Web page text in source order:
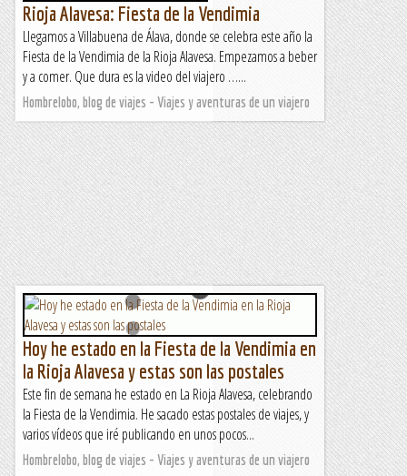
Rioja Alavesa: Fiesta de la Vendimia
Llegamos a Villabuena de Álava, donde se celebra este año la
Fiesta de la Vendimia de la Rioja Alavesa. Empezamos a beber
y a comer. Que dura es la video del viajero …...
Hombrelobo, blog de viajes - Viajes y aventuras de un viajero
Hoy he estado en la Fiesta de la Vendimia en
la Rioja Alavesa y estas son las postales
Este fin de semana he estado en La Rioja Alavesa, celebrando
la Fiesta de la Vendimia. He sacado estas postales de viajes, y
varios vídeos que iré publicando en unos pocos...
Hombrelobo, blog de viajes - Viajes y aventuras de un viajero